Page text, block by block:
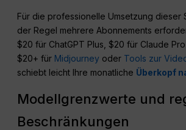
Für die professionelle Umsetzung dieser
der Regel mehrere Abonnements
$20 für ChatGPT Plus, $20 für Claude
$20+ für Midjourney oder Tools zur
schiebt leicht Ihre monatliche Überkopf
Modellgrenzwerte und
Beschränkungen